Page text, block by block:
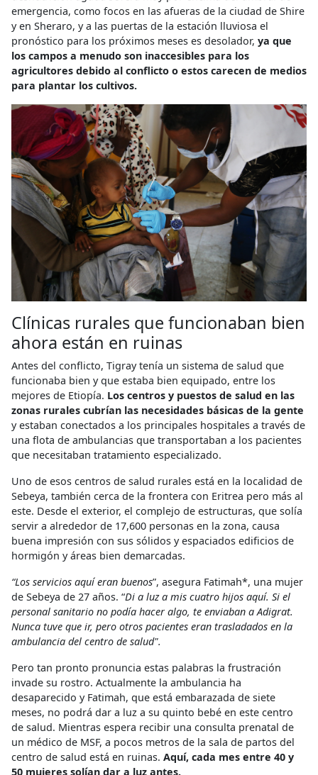
emergencia, como focos en las afueras de la ciudad de Shire
y en Sheraro, y a las puertas de la estación lluviosa el
pronóstico para los próximos meses es desolador, ya que
los campos a menudo son inaccesibles para los
agricultores debido al conflicto o estos carecen de medios
para plantar los cultivos.
Clínicas rurales que funcionaban bien
ahora están en ruinas
Antes del conflicto, Tigray tenía un sistema de salud que
funcionaba bien y que estaba bien equipado, entre los
mejores de Etiopía. Los centros y puestos de salud en las
zonas rurales cubrían las necesidades básicas de la gente
y estaban conectados a los principales hospitales a través de
una flota de ambulancias que transportaban a los pacientes
que necesitaban tratamiento especializado.
Uno de esos centros de salud rurales está en la localidad de
Sebeya, también cerca de la frontera con Eritrea pero más al
este. Desde el exterior, el complejo de estructuras, que solía
servir a alrededor de 17,600 personas en la zona, causa
buena impresión con sus sólidos y espaciados edificios de
hormigón y áreas bien demarcadas.
“Los servicios aquí eran buenos”, asegura Fatimah*, una mujer
de Sebeya de 27 años. “Di a luz a mis cuatro hijos aquí. Si el
personal sanitario no podía hacer algo, te enviaban a Adigrat.
Nunca tuve que ir, pero otros pacientes eran trasladados en la
ambulancia del centro de salud".
Pero tan pronto pronuncia estas palabras la frustración
invade su rostro. Actualmente la ambulancia ha
desaparecido y Fatimah, que está embarazada de siete
meses, no podrá dar a luz a su quinto bebé en este centro
de salud. Mientras espera recibir una consulta prenatal de
un médico de MSF, a pocos metros de la sala de partos del
centro de salud está en ruinas. Aquí, cada mes entre 40 y
50 mujeres solían dar a luz antes.